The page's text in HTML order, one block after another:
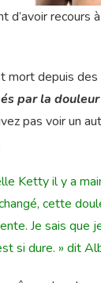
d’avoir recours
mort depuis
par la douleur
pas voir un
Ketty il y a
cette
Je sais que
si dure. » dit